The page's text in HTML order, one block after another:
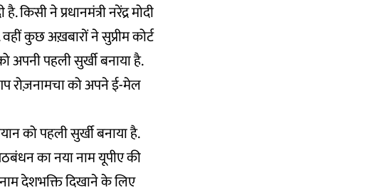
ने प्रधानमंत्री नरेंद्र मोदी
कुछ अख़बारों ने सुप्रीम कोर्ट
अपनी पहली सुर्खी बनाया है.
रोज़नामचा को अपने ई-मेल
को पहली सुर्खी बनाया है.
का नया नाम यूपीए की
देशभक्ति दिखाने के लिए